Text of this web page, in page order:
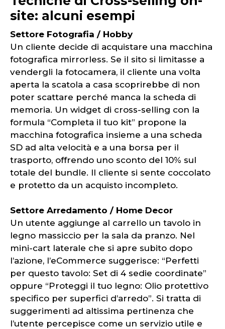
site: alcuni esempi
Settore Fotografia / Hobby
Un cliente decide di acquistare una macchina
fotografica mirrorless. Se il sito si limitasse a
vendergli la fotocamera, il cliente una volta
aperta la scatola a casa scoprirebbe di non
poter scattare perché manca la scheda di
memoria. Un widget di cross-selling con la
formula “Completa il tuo kit” propone la
macchina fotografica insieme a una scheda
SD ad alta velocità e a una borsa per il
trasporto, offrendo uno sconto del 10% sul
totale del bundle. Il cliente si sente coccolato
e protetto da un acquisto incompleto.
Settore Arredamento / Home Decor
Un utente aggiunge al carrello un tavolo in
legno massiccio per la sala da pranzo. Nel
mini-cart laterale che si apre subito dopo
l’azione, l’eCommerce suggerisce: “Perfetti
per questo tavolo: Set di 4 sedie coordinate”
oppure “Proteggi il tuo legno: Olio protettivo
specifico per superfici d’arredo”. Si tratta di
suggerimenti ad altissima pertinenza che
l’utente percepisce come un servizio utile e